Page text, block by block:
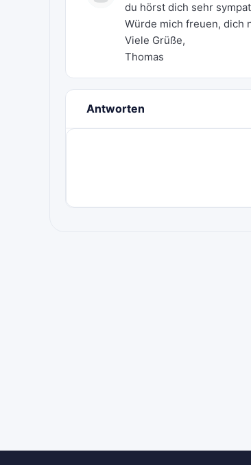
du hörst dich sehr
Würde mich freuen, dich
Viele Grüße,
Thomas
Antworten